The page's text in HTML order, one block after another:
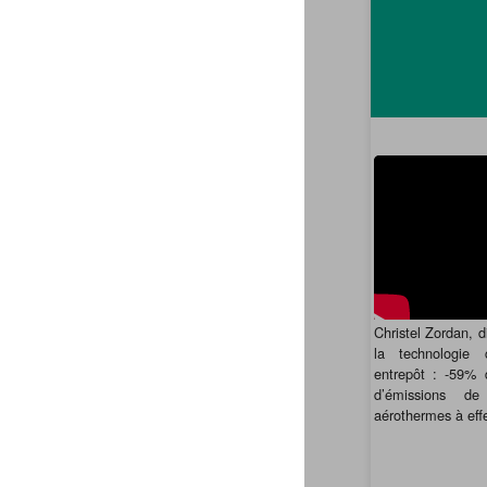
Christel Zordan,
la technologie
entrepôt : -59%
d’émissions
aérothermes à